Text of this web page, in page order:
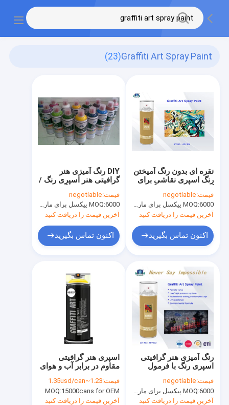
Graffiti Art Spray Paint
(23)
DIY رنگ آمیزی هنر
گرافیتی هنر اسپری رنگ /
آبی بنفش طلا
قیمت:negotiable
MOQ:6000 پیکسل برای مارک Aristo، 15000 پیکسل برای نام تجاری مشتری
آخرین قیمت را دریافت کنید
اکنون تماس بگیرید
نقره ای بدون رنگ آمیختن
رنگ اسپری نقاشی برای
بنفش قرمز
قیمت:negotiable
MOQ:6000 پیکسل برای مارک Aristo، 15000 پیکسل برای نام تجاری مشتری
آخرین قیمت را دریافت کنید
اکنون تماس بگیرید
اسپری هنر گرافیتی
مقاوم در برابر آب و هوای
بالا
قیمت:1.23~1.35usd/can
MOQ:15000cans for OEM
آخرین قیمت را دریافت کنید
رنگ آمیزی هنر گرافیتی
اسپری رنگ با فرمول
های حرفه ای
قیمت:negotiable
MOQ:6000 پیکسل برای مارک Aristo، 15000 پیکسل برای نام تجاری مشتری
آخرین قیمت را دریافت کنید